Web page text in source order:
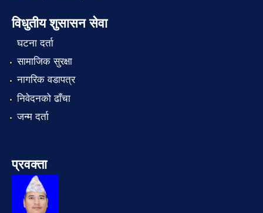
विधुतीय शुसासन सेवा
घटना दर्ता
सामाजिक सुरक्षा
नागरिक वडापत्र
निवेदनको ढाँचा
जन्म दर्ता
प्रवक्ता